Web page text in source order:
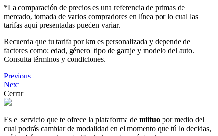
*La comparación de precios es una referencia de primas de
mercado, tomada de varios compradores en línea por lo cual las
tarifas aqui presentadas pueden variar.
Recuerda que tu tarifa por km es personalizada y depende de
factores como: edad, género, tipo de garaje y modelo del auto.
Consulta términos y condiciones.
Previous
Next
Cerrar
Es el servicio que te ofrece la plataforma de miituo por medio del
cual podrás cambiar de modalidad en el momento que tú lo decidas,